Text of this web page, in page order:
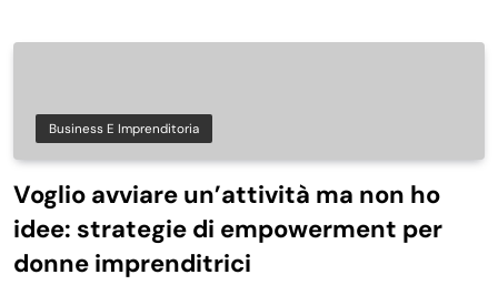
Business E Imprenditoria
Voglio avviare un’attività ma non ho
idee: strategie di empowerment per
donne imprenditrici